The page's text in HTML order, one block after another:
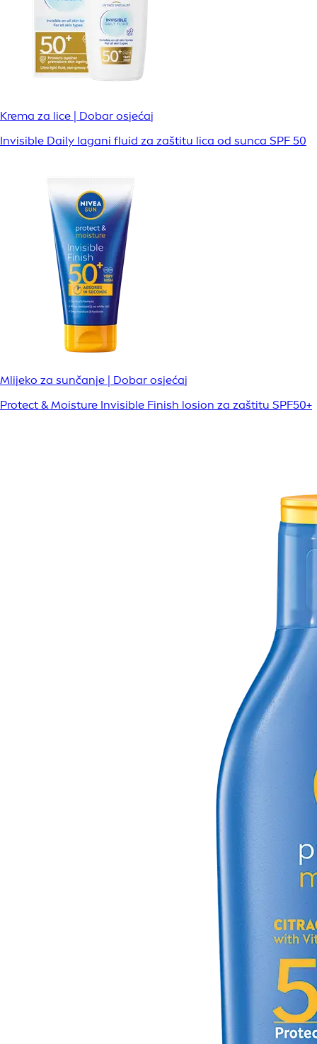
Krema za lice | Dobar osjećaj
Invisible Daily lagani fluid za zaštitu lica od sunca SPF 50
Mlijeko za sunčanje | Dobar osjećaj
Protect & Moisture Invisible Finish losion za zaštitu SPF50+